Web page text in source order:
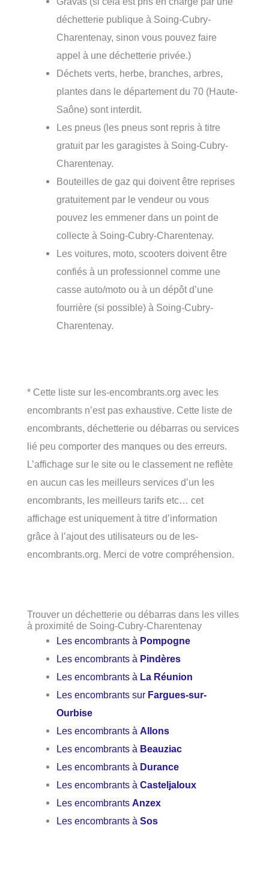
déchetterie publique à Soing-Cubry-
Charentenay, sinon vous pouvez faire
appel à une déchetterie privée.)
Déchets verts, herbe, branches, arbres,
plantes dans le département du 70 (Haute-
Saône) sont interdit.
Les pneus (les pneus sont repris à titre
gratuit par les garagistes à Soing-Cubry-
Charentenay.
Bouteilles de gaz qui doivent être reprises
gratuitement par le vendeur ou vous
pouvez les emmener dans un point de
collecte à Soing-Cubry-Charentenay.
Les voitures, moto, scooters doivent être
confiés à un professionnel comme une
casse auto/moto ou à un dépôt d’une
fourrière (si possible) à Soing-Cubry-
Charentenay.
* Cette liste sur les-encombrants.org avec les
encombrants n’est pas exhaustive. Cette liste de
encombrants, déchetterie ou débarras ou services
lié peu comporter des manques ou des erreurs.
L’affichage sur le site ou le classement ne reflète
en aucun cas les meilleurs services d’un les
encombrants, les meilleurs tarifs etc… cet
affichage est uniquement à titre d’information
grâce à l’ajout des utilisateurs ou de les-
encombrants.org. Merci de votre compréhension.
Trouver un déchetterie ou débarras dans les villes
à proximité de Soing-Cubry-Charentenay
Les encombrants à Pompogne
Les encombrants à Pindères
Les encombrants à La Réunion
Les encombrants sur Fargues-sur-
Ourbise
Les encombrants àAllons
Les encombrants à Beauziac
Les encombrants à Durance
Les encombrants àCasteljaloux
Les encombrantsAnzex
Les encombrants àSos